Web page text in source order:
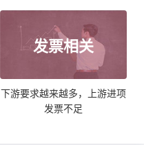
发票相关
下游要求越来越多，上游进项
发票不足